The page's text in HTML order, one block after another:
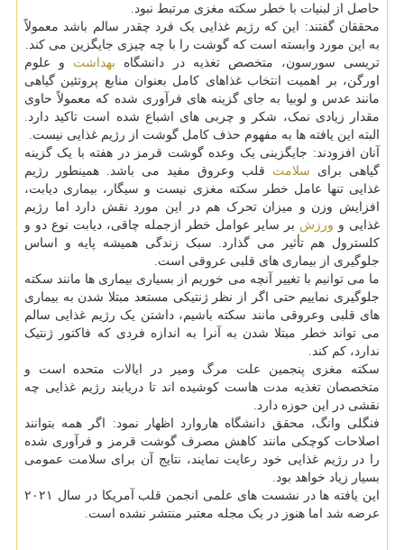
حاصل از لبنیات با خطر سکته مغزی مرتبط نبود.
محققان گفتند: این که رژیم غذایی یک فرد چقدر سالم باشد معمولاً
به این مورد وابسته است که گوشت را با چه چیزی جایگزین می کند.
تریسی سورسون، متخصص تغذیه در دانشگاه بهداشت و علوم
اورگن، بر اهمیت انتخاب غذاهای کامل بعنوان منابع پروتئین گیاهی
مانند عدس و لوبیا به جای گزینه های فرآوری شده که معمولاً حاوی
مقدار زیادی نمک، شکر و چربی های اشباع شده است تاکید دارد.
البته این یافته ها به مفهوم حذف کامل گوشت از رژیم غذایی نیست.
آنان افزودند: جایگزینی یک وعده گوشت قرمز در هفته با یک گزینه
گیاهی برای سلامت قلب وعروق مفید می باشد. همینطور رژیم
غذایی تنها عامل خطر سکته مغزی نیست و سیگار، بیماری دیابت،
افزایش وزن و میزان تحرک هم در این مورد نقش دارد اما رژیم
غذایی و ورزش بر سایر عوامل خطر ازجمله چاقی، دیابت نوع دو و
کلسترول هم تأثیر می گذارد. سبک زندگی همیشه پایه و اساس
جلوگیری از بیماری های قلبی عروقی است.
ما می توانیم با تغییر آنچه می خوریم از بسیاری بیماری ها مانند سکته
جلوگیری نماییم حتی اگر از نظر ژنتیکی مستعد مبتلا شدن به بیماری
های قلبی وعروقی مانند سکته باشیم، داشتن یک رژیم غذایی سالم
می تواند خطر مبتلا شدن به آنرا به اندازه فردی که فاکتور ژنتیک
ندارد، کم کند.
سکته مغزی پنجمین علت مرگ ومیر در ایالات متحده است و
متخصصان تغذیه مدت هاست کوشیده اند تا دریابند رژیم غذایی چه
نقشی در این حوزه دارد.
فنگلی وانگ، محقق دانشگاه هاروارد اظهار نمود: اگر همه بتوانند
اصلاحات کوچکی مانند کاهش مصرف گوشت قرمز و فرآوری شده
را در رژیم غذایی خود رعایت نمایند، نتایج آن برای سلامت عمومی
بسیار زیاد خواهد بود.
این یافته ها در نشست های علمی انجمن قلب آمریکا در سال ۲۰۲۱
عرضه شد اما هنوز در یک مجله معتبر منتشر نشده است.